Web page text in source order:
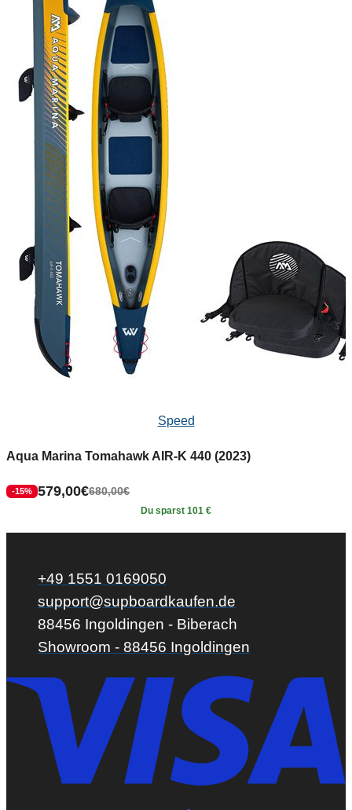
Speed
Aqua Marina Tomahawk AIR-K 440 (2023)
-15% 680,00€
579,00€
Du sparst 101 €
+49 1551 0169050
support@supboardkaufen.de
88456 Ingoldingen - Biberach
Showroom - 88456 Ingoldingen